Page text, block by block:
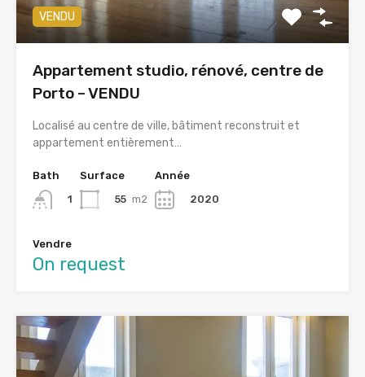
VENDU
Appartement studio, rénové, centre de
Porto – VENDU
Localisé au centre de ville, bâtiment reconstruit et
appartement entièrement…
Bath
1
Surface
55 m2
Année
2020
Vendre
On request